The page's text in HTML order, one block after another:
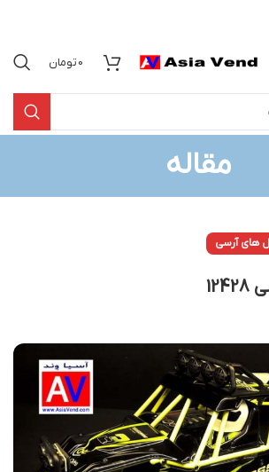
0تومان
مقاله
های آرسی